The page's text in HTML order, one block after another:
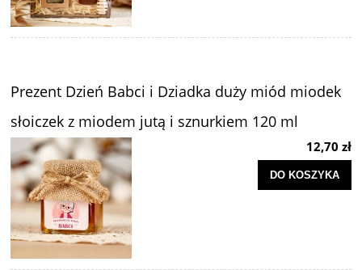
Prezent Dzień Babci i Dziadka duży miód miodek
słoiczek z miodem jutą i sznurkiem 120 ml
12,70 zł
DO KOSZYKA